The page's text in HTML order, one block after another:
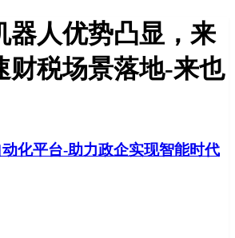
器人优势凸显，来
财税场景落地-来也